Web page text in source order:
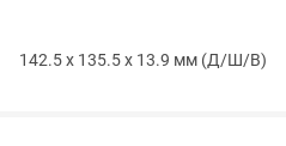
142.5 x 135.5 x 13.9 мм (Д/Ш/В)